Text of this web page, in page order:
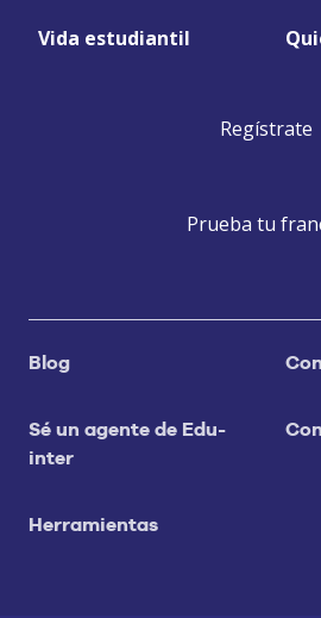
Blog
Sé un agente de Edu-
inter
Herramientas
Vida estudiantil
Regístrate
Prueba tu